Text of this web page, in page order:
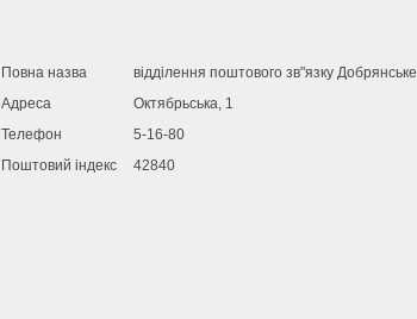
Повна назва
відділення поштового зв"язку Добрянське
Адреса
Октябрьська, 1
Телефон
5-16-80
Поштовий індекс
42840